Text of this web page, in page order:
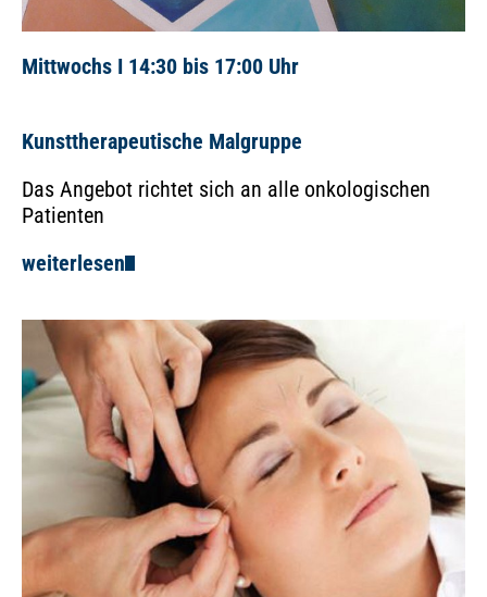
Mittwochs I 14:30 bis 17:00 Uhr
Kunsttherapeutische Malgruppe
Das Angebot richtet sich an alle onkologischen
Patienten
weiterlesen